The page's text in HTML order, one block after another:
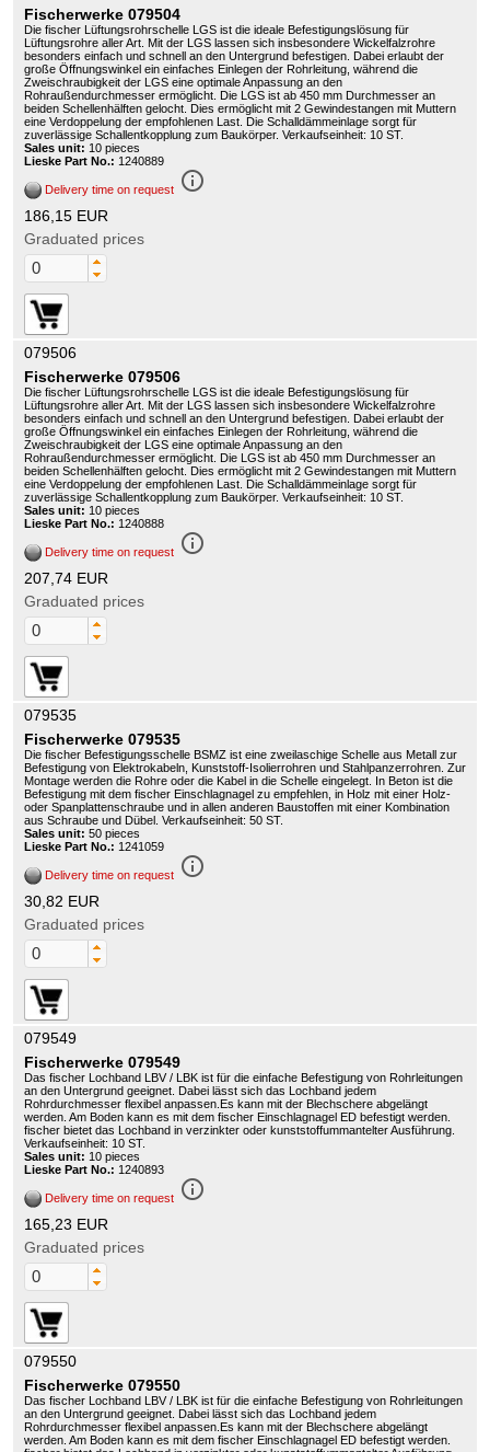
Fischerwerke 079504
Die fischer Lüftungsrohrschelle LGS ist die ideale Befestigungslösung für
Lüftungsrohre aller Art. Mit der LGS lassen sich insbesondere Wickelfalzrohre
besonders einfach und schnell an den Untergrund befestigen. Dabei erlaubt der
große Öffnungswinkel ein einfaches Einlegen der Rohrleitung, während die
Zweischraubigkeit der LGS eine optimale Anpassung an den
Rohraußendurchmesser ermöglicht. Die LGS ist ab 450 mm Durchmesser an
beiden Schellenhälften gelocht. Dies ermöglicht mit 2 Gewindestangen mit Muttern
eine Verdoppelung der empfohlenen Last. Die Schalldämmeinlage sorgt für
zuverlässige Schallentkopplung zum Baukörper. Verkaufseinheit: 10 ST.
Sales unit: 10 pieces
Lieske Part No.: 1240889
Delivery time on request info_outline
186,15 EUR
Graduated prices
079506
Fischerwerke 079506
Die fischer Lüftungsrohrschelle LGS ist die ideale Befestigungslösung für
Lüftungsrohre aller Art. Mit der LGS lassen sich insbesondere Wickelfalzrohre
besonders einfach und schnell an den Untergrund befestigen. Dabei erlaubt der
große Öffnungswinkel ein einfaches Einlegen der Rohrleitung, während die
Zweischraubigkeit der LGS eine optimale Anpassung an den
Rohraußendurchmesser ermöglicht. Die LGS ist ab 450 mm Durchmesser an
beiden Schellenhälften gelocht. Dies ermöglicht mit 2 Gewindestangen mit Muttern
eine Verdoppelung der empfohlenen Last. Die Schalldämmeinlage sorgt für
zuverlässige Schallentkopplung zum Baukörper. Verkaufseinheit: 10 ST.
Sales unit: 10 pieces
Lieske Part No.: 1240888
Delivery time on request info_outline
207,74 EUR
Graduated prices
079535
Fischerwerke 079535
Die fischer Befestigungsschelle BSMZ ist eine zweilaschige Schelle aus Metall zur
Befestigung von Elektrokabeln, Kunststoff-Isolierrohren und Stahlpanzerrohren. Zur
Montage werden die Rohre oder die Kabel in die Schelle eingelegt. In Beton ist die
Befestigung mit dem fischer Einschlagnagel zu empfehlen, in Holz mit einer Holz-
oder Spanplattenschraube und in allen anderen Baustoffen mit einer Kombination
aus Schraube und Dübel. Verkaufseinheit: 50 ST.
Sales unit: 50 pieces
Lieske Part No.: 1241059
Delivery time on request info_outline
30,82 EUR
Graduated prices
079549
Fischerwerke 079549
Das fischer Lochband LBV / LBK ist für die einfache Befestigung von Rohrleitungen
an den Untergrund geeignet. Dabei lässt sich das Lochband jedem
Rohrdurchmesser flexibel anpassen.Es kann mit der Blechschere abgelängt
werden. Am Boden kann es mit dem fischer Einschlagnagel ED befestigt werden.
fischer bietet das Lochband in verzinkter oder kunststoffummantelter Ausführung.
Verkaufseinheit: 10 ST.
Sales unit: 10 pieces
Lieske Part No.: 1240893
Delivery time on request info_outline
165,23 EUR
Graduated prices
079550
Fischerwerke 079550
Das fischer Lochband LBV / LBK ist für die einfache Befestigung von Rohrleitungen
an den Untergrund geeignet. Dabei lässt sich das Lochband jedem
Rohrdurchmesser flexibel anpassen.Es kann mit der Blechschere abgelängt
werden. Am Boden kann es mit dem fischer Einschlagnagel ED befestigt werden.